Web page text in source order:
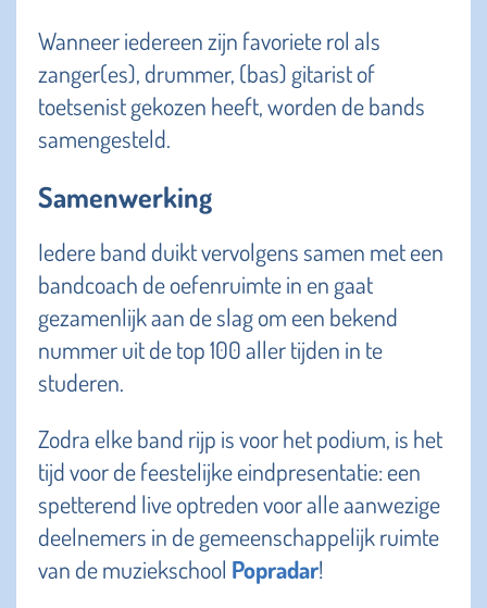
Wanneer iedereen zijn favoriete rol als
zanger(es), drummer, (bas) gitarist of
toetsenist gekozen heeft, worden de bands
samengesteld.
Samenwerking
Iedere band duikt vervolgens samen met een
bandcoach de oefenruimte in en gaat
gezamenlijk aan de slag om een bekend
nummer uit de top 100 aller tijden in te
studeren.
Zodra elke band rijp is voor het podium, is het
tijd voor de feestelijke eindpresentatie: een
spetterend live optreden voor alle aanwezige
deelnemers in de gemeenschappelijk ruimte
van de muziekschool Popradar!